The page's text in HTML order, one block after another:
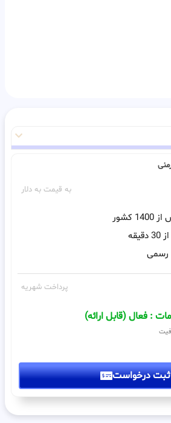
به قیمت به دلار
رسمی
پرداخت شهریه
: فعال (قابل ارائه)
ثبت درخواست